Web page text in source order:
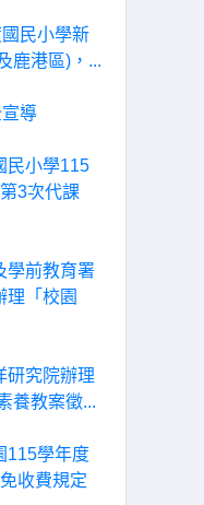
民小學新
鹿港區)，...
導
民小學115
3次代課
學前教育署
理「校園
研究院辦理
養教案徵...
115學年度
收費規定